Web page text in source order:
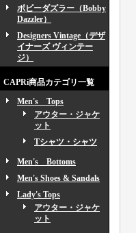
ボビーダズラー（Bobby
Dazzler）
Designers Vintage（デザ
イナーズ ヴィンテー
ジ）
CAPRi商品カテゴリ一覧
Men's Tops
アウター・ジャケ
ット
Tシャツ・シャツ
Men's Bottoms
Men's Shoes & Sandals
Lady's Tops
アウター・ジャケ
ット